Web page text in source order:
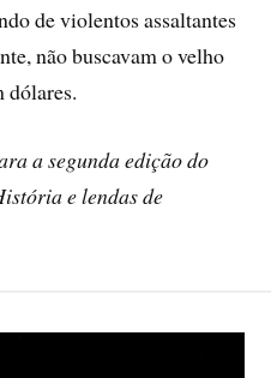
de violentos assaltantes
não buscavam o velho
dólares.
a segunda edição do
e lendas de